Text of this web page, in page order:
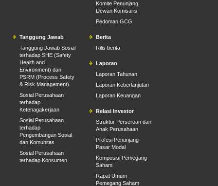
Komite Penunjang
Dewan Komisaris
Pedoman GCG
Tanggung Jawab
Tanggung Jawab Sosial
terhadap SHE (Safety
Health and
Environment) dan
PSRM (Process Safety
& Risk Management)
Sosial Perusahaan
terhadap
Ketenagakerjaan
Sosial Perusahaan
terhadap
Pengembangan Sosial
dan Komunitas
Sosial Perusahaan
terhadap Konsumen
Berita
Rilis berita
Laporan
Laporan Tahunan
Laporan Keberlanjutan
Laporan Keuangan
Relasi Investor
Struktur Perseroan dan
Anak Perusahaan
Profesi Penunjang
Pasar Modal
Komposisi Pemegang
Saham
Rapat Umum
Pemegang Saham